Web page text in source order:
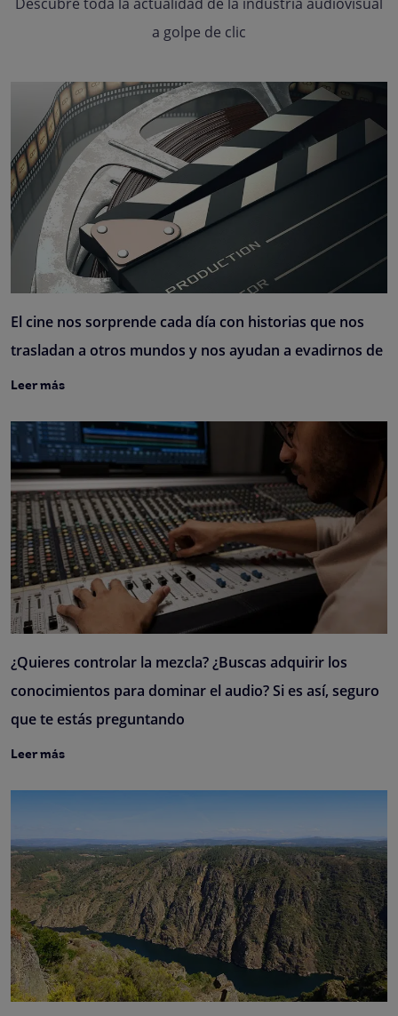
a golpe de clic
El cine nos sorprende cada día con historias que nos
trasladan a otros mundos y nos ayudan a evadirnos de
Leer más
¿Quieres controlar la mezcla? ¿Buscas adquirir los
conocimientos para dominar el audio? Si es así, seguro
que te estás preguntando
Leer más